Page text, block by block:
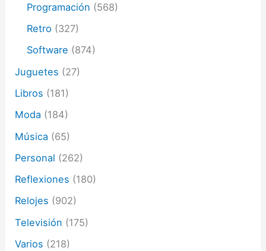
Programación (568)
Retro (327)
Software (874)
Juguetes (27)
Libros (181)
Moda (184)
Música (65)
Personal (262)
Reflexiones (180)
Relojes (902)
Televisión (175)
Varios (218)